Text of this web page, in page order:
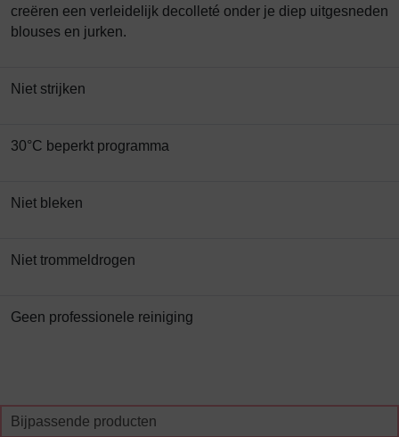
creëren een verleidelijk decolleté onder je diep uitgesneden
blouses en jurken.
Niet strijken
30°C beperkt programma
Niet bleken
Niet trommeldrogen
Geen professionele reiniging
Bijpassende producten